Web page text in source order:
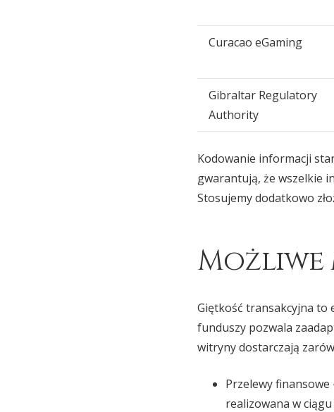
Curacao eGaming
Gibraltar Regulatory
Authority
Kodowanie informacji
gwarantują, że wszelkie
Stosujemy dodatkowo
Możliwe
Giętkość transakcyjna to
funduszy pozwala
witryny dostarczają
Przelewy finansowe
realizowana w